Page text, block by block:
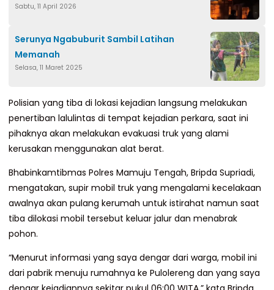
Sabtu, 11 April 2026
Serunya Ngabuburit Sambil Latihan
Memanah
Selasa, 11 Maret 2025
Polisian yang tiba di lokasi kejadian langsung melakukan
penertiban lalulintas di tempat kejadian perkara, saat ini
pihaknya akan melakukan evakuasi truk yang alami
kerusakan menggunakan alat berat.
Bhabinkamtibmas Polres Mamuju Tengah, Bripda Supriadi,
mengatakan, supir mobil truk yang mengalami kecelakaan
awalnya akan pulang kerumah untuk istirahat namun saat
tiba dilokasi mobil tersebut keluar jalur dan menabrak
pohon.
“Menurut informasi yang saya dengar dari warga, mobil ini
dari pabrik menuju rumahnya ke Pulolereng dan yang saya